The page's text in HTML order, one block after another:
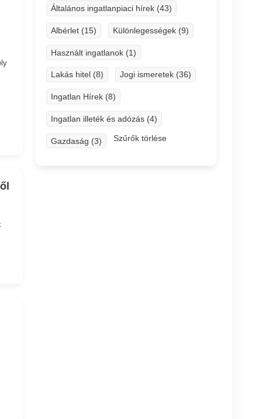
Általános ingatlanpiaci hírek (43)
Albérlet (15) Különlegességek (9)
Használt ingatlanok (1)
Lakás hitel (8) Jogi ismeretek (36)
Ingatlan Hírek (8)
Ingatlan illeték és adózás (4)
Gazdaság (3) Szűrők törlése